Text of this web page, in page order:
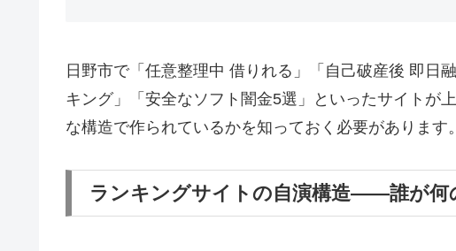
日野市で「任意整理中 借りれる」「自己破産後 即日
キング」「安全なソフト闇金5選」といったサイトが
な構造で作られているかを知っておく必要があります。
ランキングサイトの自演構造——誰が何